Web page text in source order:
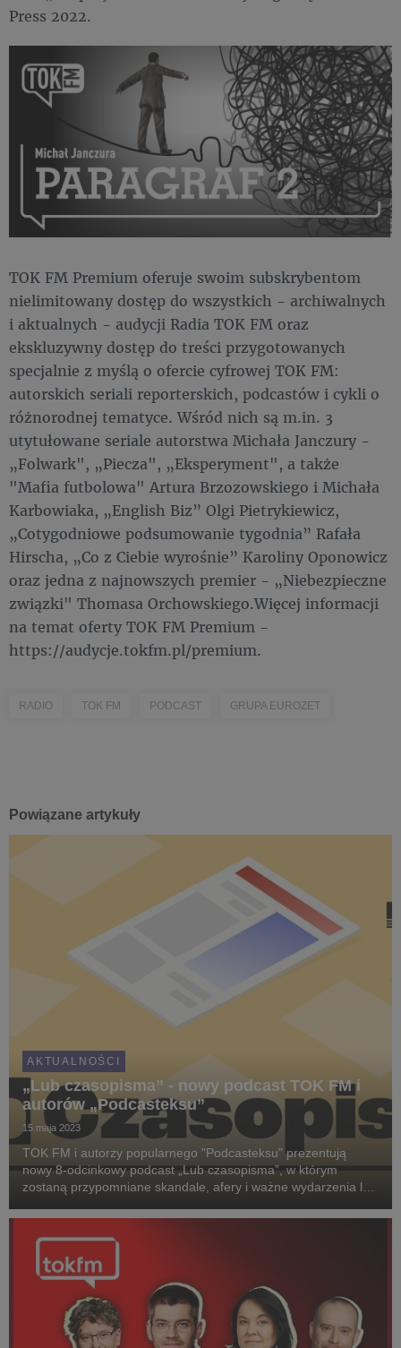
Press 2022.
TOK FM Premium oferuje swoim subskrybentom
nielimitowany dostęp do wszystkich - archiwalnych
i aktualnych - audycji Radia TOK FM oraz
ekskluzywny dostęp do treści przygotowanych
specjalnie z myślą o ofercie cyfrowej TOK FM:
autorskich seriali reporterskich, podcastów i cykli o
różnorodnej tematyce. Wśród nich są m.in. 3
utytułowane seriale autorstwa Michała Janczury -
„Folwark", „Piecza", „Eksperyment", a także
"Mafia futbolowa" Artura Brzozowskiego i Michała
Karbowiaka, „English Biz” Olgi Pietrykiewicz,
„Cotygodniowe podsumowanie tygodnia” Rafała
Hirscha, „Co z Ciebie wyrośnie” Karoliny Oponowicz
oraz jedna z najnowszych premier - „Niebezpieczne
związki" Thomasa Orchowskiego.Więcej informacji
na temat oferty TOK FM Premium -
https://audycje.tokfm.pl/premium.
RADIO TOK FM PODCAST GRUPA EUROZET
Powiązane artykuły
AKTUALNOŚCI
„Lub czasopisma” - nowy podcast TOK FM i
autorów „Podcasteksu”
15 maja 2023
TOK FM i autorzy popularnego "Podcasteksu" prezentują
nowy 8-odcinkowy podcast „Lub czasopisma”, w którym
zostaną przypomniane skandale, afery i ważne wydarzenia lat
pryzmat prasy tamtego okresu. Premiera już we w...